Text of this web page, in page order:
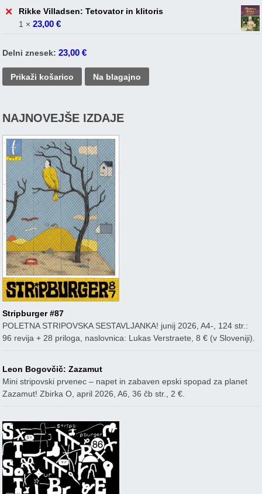
×
Rikke Villadsen: Tetovator in klitoris
1 ×23,00€
Delni znesek: 23,00€
Prikaži košarico Na blagajno
NAJNOVEJŠE IZDAJE
Stripburger #87
POLETNA STRIPOVSKA SESTAVLJANKA! junij 2026, A4-, 124 str.:
96 revija + 28 priloga, naslovnica: Lukas Verstraete, 8 € (v Sloveniji).
Leon Bogovčič: Zazamut
Mini stripovski prvenec – napet in zabaven epski spopad za planet
Zazamut! Zbirka O, april 2026, A6, 36 čb str., 2 €.